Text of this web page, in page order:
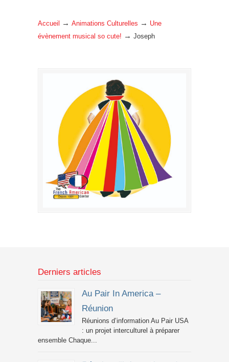
Accueil → Animations Culturelles → Une
évènement musical so cute! → Joseph
Derniers articles
Au Pair In America –
Réunion
Réunions d’information Au Pair USA
: un projet interculturel à préparer
ensemble Chaque...